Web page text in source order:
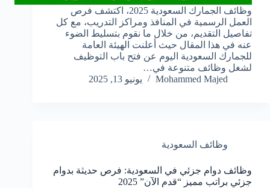
وظائف الجمارك السعودية 2025، اكتشف فرص
العمل الرسمية في المنافذ ومراكز التدريب، مع كل
تفاصيل التقديم، من خلال ما نقوم بتسليط الضوء
عنه في هذا المقال حيث أعلنت الهيئة العامة
للجمارك السعودية اليوم عن فتح باب التوظيف
لشغل وظائف متنوعة في…
Mohammed Majed
يونيو 13, 2025
وظائف السعودية
وظائف دوام جزئي في السعودية: فرص حديثة بدوام
جزئي براتب مميز “قدم الآن” 2025